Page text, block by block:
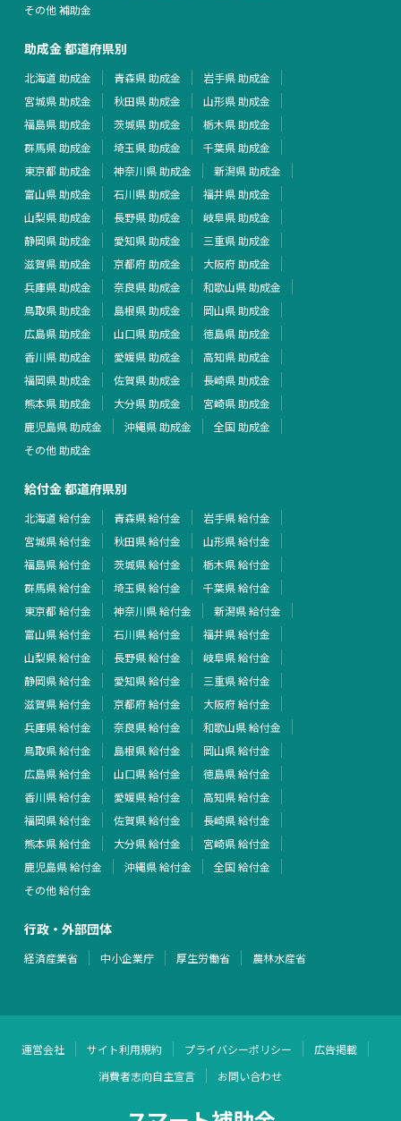
その他 補助金
助成金 都道府県別
北海道 助成金 青森県 助成金
岩手県 助成金
宮城県 助成金
秋田県 助成金
山形県 助成金
福島県 助成金
茨城県 助成金
栃木県 助成金
群馬県 助成金
埼玉県 助成金
千葉県 助成金
東京都 助成金
神奈川県 助成金
新潟県 助成金
富山県 助成金
石川県 助成金
福井県 助成金
山梨県 助成金
長野県 助成金
岐阜県 助成金
静岡県 助成金
愛知県 助成金
三重県 助成金
滋賀県 助成金
京都府 助成金
大阪府 助成金
兵庫県 助成金
奈良県 助成金
和歌山県 助成金
鳥取県 助成金
島根県 助成金
岡山県 助成金
広島県 助成金
山口県 助成金
徳島県 助成金
香川県 助成金
愛媛県 助成金
高知県 助成金
福岡県 助成金
佐賀県 助成金
長崎県 助成金
熊本県 助成金
大分県 助成金
宮崎県 助成金
鹿児島県 助成金
沖縄県 助成金
全国 助成金
その他 助成金
給付金 都道府県別
北海道 給付金 青森県 給付金
岩手県 給付金
宮城県 給付金
秋田県 給付金
山形県 給付金
福島県 給付金
茨城県 給付金
栃木県 給付金
群馬県 給付金
埼玉県 給付金
千葉県 給付金
東京都 給付金
神奈川県 給付金
新潟県 給付金
富山県 給付金
石川県 給付金
福井県 給付金
山梨県 給付金
長野県 給付金
岐阜県 給付金
静岡県 給付金
愛知県 給付金
三重県 給付金
滋賀県 給付金
京都府 給付金
大阪府 給付金
兵庫県 給付金
奈良県 給付金
和歌山県 給付金
鳥取県 給付金
島根県 給付金
岡山県 給付金
広島県 給付金
山口県 給付金
徳島県 給付金
香川県 給付金
愛媛県 給付金
高知県 給付金
福岡県 給付金
佐賀県 給付金
長崎県 給付金
熊本県 給付金
大分県 給付金
宮崎県 給付金
鹿児島県 給付金
沖縄県 給付金
全国 給付金
その他 給付金
行政・外部団体
経済産業省 中小企業庁 厚生労働省 農林水産省
運営会社 サイト利用規約 プライバシーポリシー
広告掲載
消費者志向自主宣言
お問い合わせ